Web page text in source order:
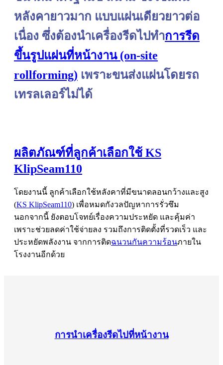
หลังคายาวมาก แบบแผ่นเดียวยาวต่อ
เนื่อง ซึ่งต้องนำเครื่องรีดไปทำการรีด
ขึ้นรูปแผ่นที่หน้างาน (on-site
rollforming) เพราะขนส่งแผ่นโดยรถ
เทรลเลอร์ไม่ได้
ผลิตภัณฑ์ที่ลูกค้าเลือกใช้ KS
KlipSeam110
โดยงานนี้ ลูกค้าเลือกใช้หลังคาที่มีขนาดลอนกว้างและสูง
(KS KlipSeam110) เพื่อหมดกังวลปัญหาการรั่วซึม
นอกจากนี้ ยังตอบโจทย์เรื่องความประหยัด และคุ้มค่า
เพราะช่วยลดค่าใช้จ่ายลง รวมถึงการติดตั้งที่รวดเร็ว และ
ประหยัดพลังงาน จากการติดฉนวนกันความร้อนภายใน
โรงงานอีกด้วย
การนำเครื่องรีดไปที่หน้างาน